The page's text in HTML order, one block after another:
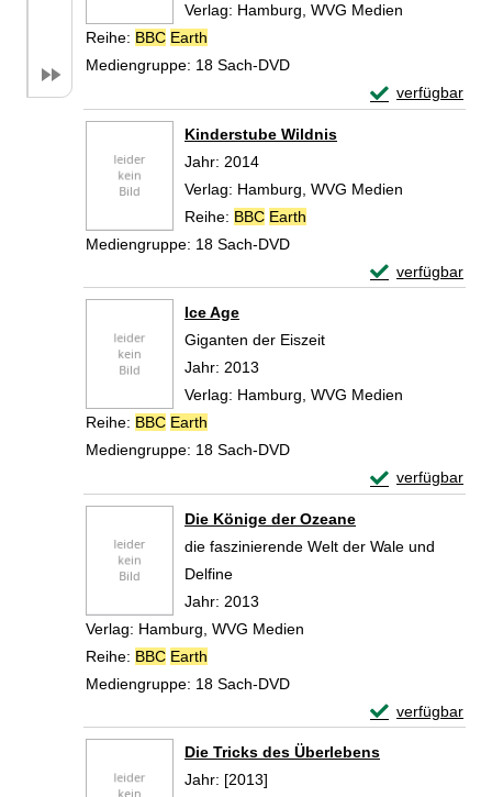
Verlag: Hamburg, WVG Medien
Reihe: BBC Earth
Mediengruppe: 18 Sach-DVD
verfügbar
Exemplar-
Kinderstube Wildnis
Suche nach diesem Verfasser
Jahr: 2014
Verlag: Hamburg, WVG Medien
Reihe: BBC Earth
Mediengruppe: 18 Sach-DVD
verfügbar
Exemplar-
Ice Age
Giganten der Eiszeit
Suche nach diesem Verfasser
Jahr: 2013
Verlag: Hamburg, WVG Medien
Reihe: BBC Earth
Mediengruppe: 18 Sach-DVD
verfügbar
Exemplar-
Die Könige der Ozeane
die faszinierende Welt der Wale und
Delfine
Suche nach diesem Verfasser
Jahr: 2013
Verlag: Hamburg, WVG Medien
Reihe: BBC Earth
Mediengruppe: 18 Sach-DVD
verfügbar
Exemplar-
Die Tricks des Überlebens
Suche nach diesem Verfasser
Jahr: [2013]